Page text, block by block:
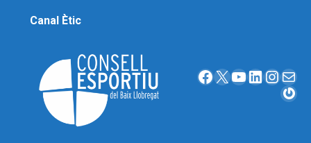
Canal Ètic
Facebook X YouTube LinkedIn InstagramCorreu electrònic
Gravatar